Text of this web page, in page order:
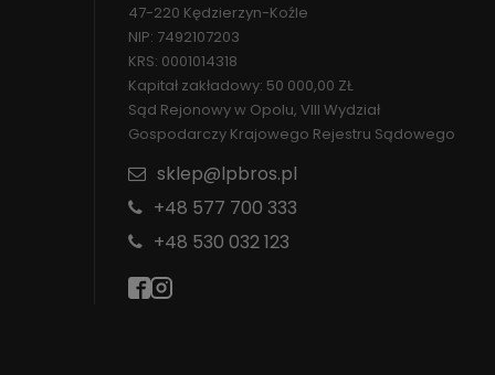
47-220 Kędzierzyn-Koźle
NIP: 7492107203
KRS: 0001014318
Kapitał zakładowy: 50 000,00 ZŁ
Sąd Rejonowy w Opolu, VIII Wydział
Gospodarczy Krajowego Rejestru Sądowego
sklep@lpbros.pl
+48 577 700 333
+48 530 032 123